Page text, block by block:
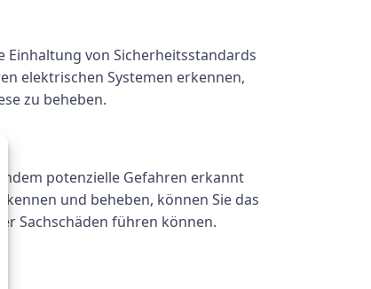
Einhaltung von Sicherheitsstandards
elektrischen Systemen erkennen,
zu beheben.
potenzielle Gefahren erkannt
und beheben, können Sie das
Sachschäden führen können.